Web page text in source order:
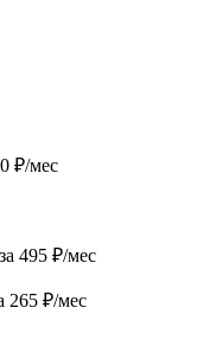
₽/мес
495 ₽/мес
265 ₽/мес